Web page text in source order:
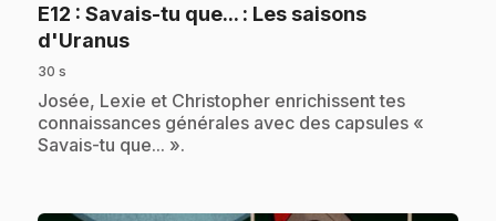
E12 : Savais-tu que... : Les saisons
d'Uranus.
30 s
.Josée, Lexie et Christopher enrichissent tes
connaissances générales avec des capsules «
Savais-tu que... ».